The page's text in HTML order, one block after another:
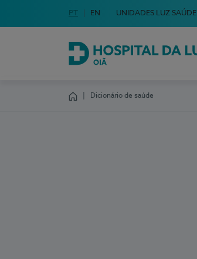
Escolha o seu idioma
Idioma em Português
PT English Language
EN UNIDADES LUZ SAÚDE
Hospital da Luz Oiã
Dicionário de saúde